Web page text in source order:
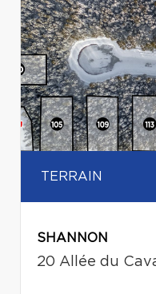
TERRAIN
SHANNON
20 Allée du